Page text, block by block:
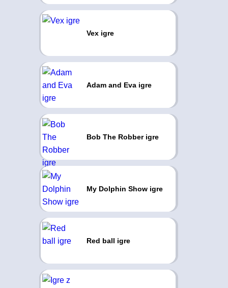
Vex igre
Adam and Eva igre
Bob The Robber igre
My Dolphin Show igre
Red ball igre